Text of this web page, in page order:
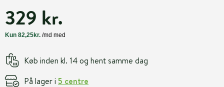
329 kr.
Køb inden kl. 14 og hent samme dag
På lager i 5 centre